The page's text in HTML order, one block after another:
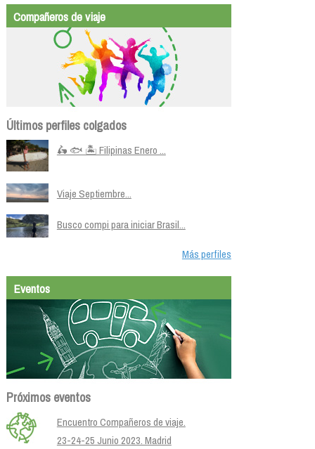
Compañeros de viaje
Últimos perfiles colgados
🛵 🐟 🏝️ Filipinas Enero ...
Viaje Septiembre...
Busco compi para iniciar Brasil...
Más perfiles
Eventos
Próximos eventos
Encuentro Compañeros de viaje.
23-24-25 Junio 2023. Madrid